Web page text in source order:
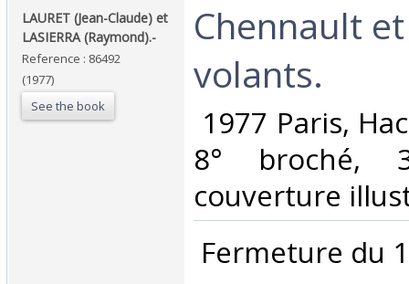
‎LAURET (Jean-Claude) et
LASIERRA (Raymond).-‎
Reference : 86492
(1977)
See the book
‎Chennault
volants.‎
1977 Paris,
8° broché,
couverture
Fermeture du